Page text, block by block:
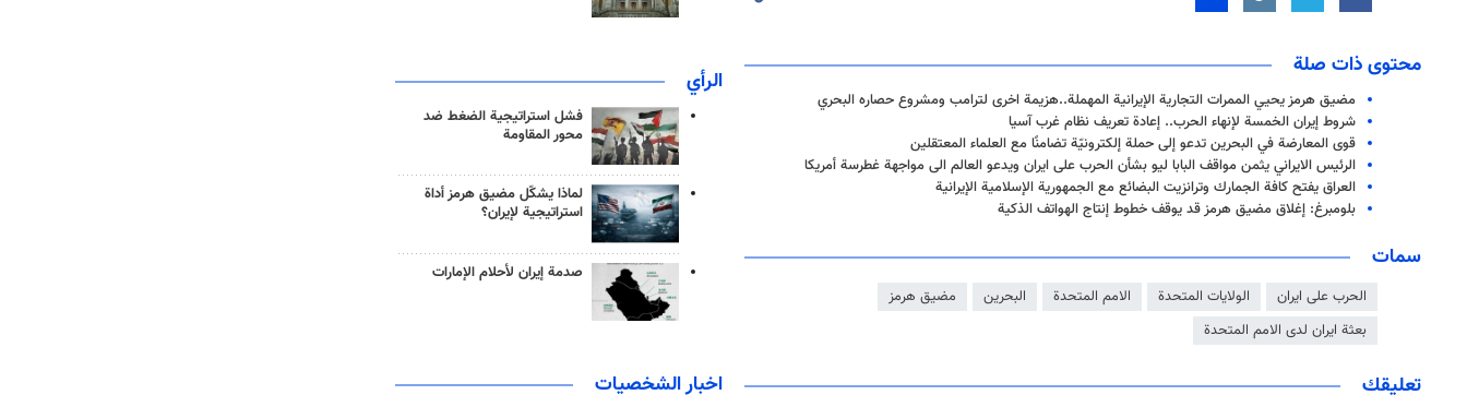
محتوى ذات صلة
مضيق هرمز يحيي الممرات التجارية الإيرانية المهملة..هزيمة اخرى لترامب ومشروع حصاره البحري
شروط إيران الخمسة لإنهاء الحرب.. إعادة تعريف نظام غرب آسيا
قوى المعارضة في البحرين تدعو إلى حملة إلكترونيّة تضامنًا مع العلماء المعتقلين
الرئيس الايراني يثمن مواقف البابا ليو بشأن الحرب على ايران ويدعو العالم الى مواجهة غطرسة أمريكا
العراق يفتح كافة الجمارك وترانزيت البضائع مع الجمهورية الإسلامية الإيرانية
بلومبرغ: إغلاق مضيق هرمز قد يوقف خطوط إنتاج الهواتف الذكية
سمات
الحرب على ايران الولايات المتحدة الامم المتحدة البحرين
مضيق هرمز
بعثة ايران لدى الامم المتحدة
تعليقك
الرأي
فشل استراتيجية الضغط ضد
محور المقاومة
لماذا يشكّل مضيق هرمز أداة
استراتيجية لإيران؟
صدمة إيران لأحلام الإمارات
اخبار الشخصيات